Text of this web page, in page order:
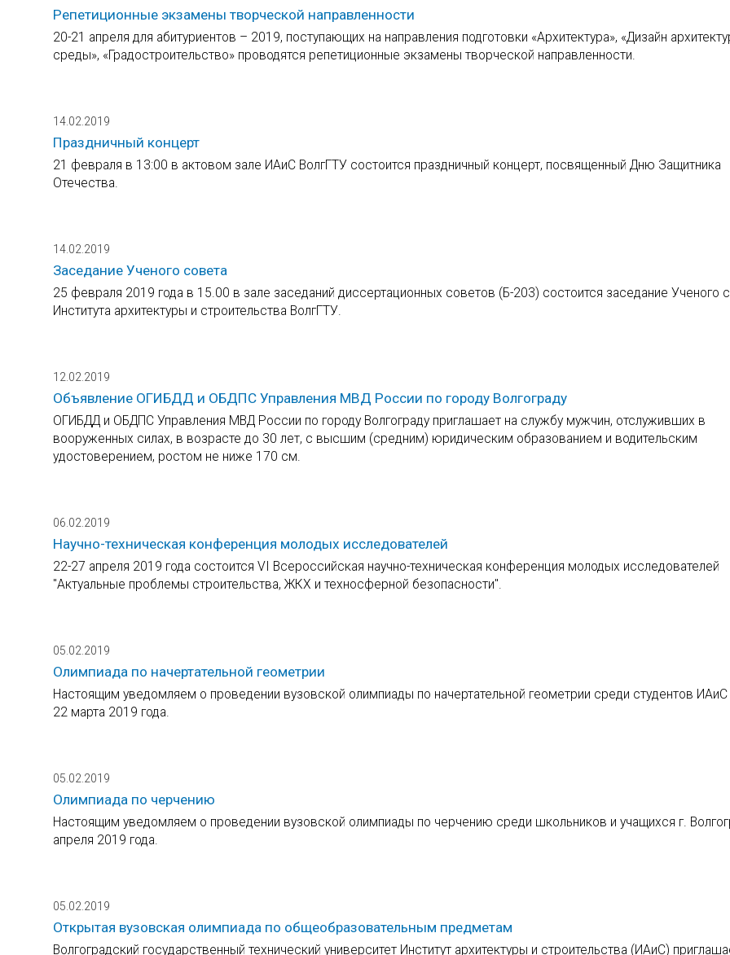
Репетиционные экзамены творческой направленности
20-21 апреля для абитуриентов – 2019, поступающих на направления подготовки «Архитектура», «Дизайн
среды», «Градостроительство» проводятся репетиционные экзамены творческой направленности.
14.02.2019
Праздничный концерт
21 февраля в 13:00 в актовом зале ИАиС ВолгГТУ состоится праздничный концерт, посвященный Дню Защитника
Отечества.
14.02.2019
Заседание Ученого совета
25 февраля 2019 года в 15.00 в зале заседаний диссертационных советов (Б-203) состоится заседание Ученого
Института архитектуры и строительства ВолгГТУ.
12.02.2019
Объявление ОГИБДД и ОБДПС Управления МВД России по городу Волгограду
ОГИБДД и ОБДПС Управления МВД России по городу Волгограду приглашает на службу мужчин, отслуживших в
вооруженных силах, в возрасте до 30 лет, с высшим (средним) юридическим образованием и водительским
удостоверением, ростом не ниже 170 см.
06.02.2019
Научно-техническая конференция молодых исследователей
22-27 апреля 2019 года состоится VI Всероссийская научно-техническая конференция молодых исследователей
"Актуальные проблемы строительства, ЖКХ и техносферной безопасности".
05.02.2019
Олимпиада по начертательной геометрии
Настоящим уведомляем о проведении вузовской олимпиады по начертательной геометрии среди студентов
22 марта 2019 года.
05.02.2019
Олимпиада по черчению
Настоящим уведомляем о проведении вузовской олимпиады по черчению среди школьников и учащихся г.
апреля 2019 года.
05.02.2019
Открытая вузовская олимпиада по общеобразовательным предметам
Волгоградский государственный технический университет Институт архитектуры и строительства (ИАиС)